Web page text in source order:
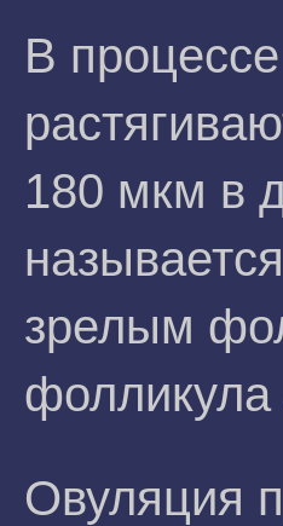
В
180 мкм в
зрелым
фолликула
Овуляция